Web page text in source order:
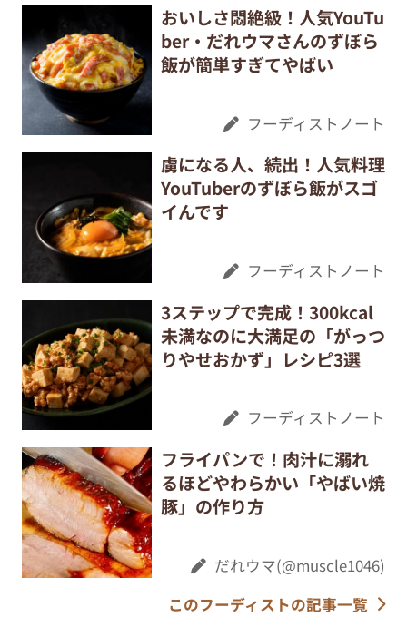
おいしさ悶絶級！人気YouTu
ber・だれウマさんのずぼら
飯が簡単すぎてやばい
フーディストノート
虜になる人、続出！人気料理
YouTuberのずぼら飯がスゴ
イんです
フーディストノート
3ステップで完成！300kcal
未満なのに大満足の「がっつ
りやせおかず」レシピ3選
フーディストノート
フライパンで！肉汁に溺れ
るほどやわらかい「やばい焼
豚」の作り方
だれウマ(@muscle1046)
このフーディストの記事一覧